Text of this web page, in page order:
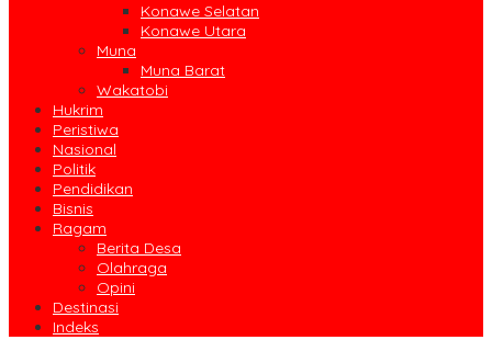
Konawe Selatan
Konawe Utara
Muna
Muna Barat
Wakatobi
Hukrim
Peristiwa
Nasional
Politik
Pendidikan
Bisnis
Ragam
Berita Desa
Olahraga
Opini
Destinasi
Indeks